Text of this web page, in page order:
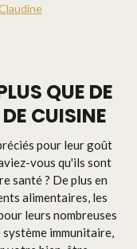
QUE DE
CUISINE
pour leur goût
vous qu'ils sont
santé ? De plus en
alimentaires, les
leurs nombreuses
immunitaire,